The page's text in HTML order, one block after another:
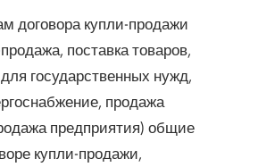
договора купли-продажи
поставка товаров,
государственных нужд,
продажа
предприятия) общие
купли-продажи,